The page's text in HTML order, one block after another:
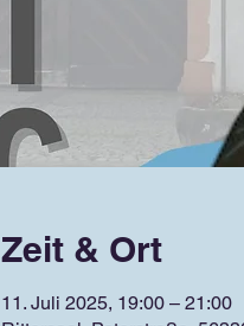
Zeit & Ort
11. Juli 2025, 19:00 – 21:00